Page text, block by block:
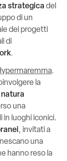
strategica del
di un
dei progetti
di
.
.
la
natura
una
in luoghi iconici.
, invitati a
una
hanno reso la